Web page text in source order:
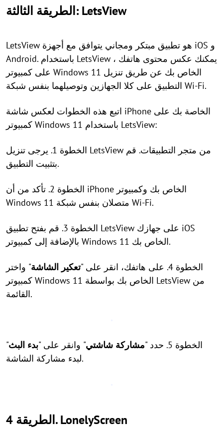
الطريقة الثالثة: LetsView
LetsView هو تطبيق مبتكر ومجاني يتوافق مع أجهزة iOS و
Android. باستخدام LetsView ، يمكنك عكس محتوى هاتفك
على كمبيوتر Windows 11 الخاص بك عن طريق تنزيل
التطبيق على كلا الجهازين وتوصيلهما بنفس شبكة Wi-Fi.
اتبع هذه الخطوات لعكس شاشة iPhone الخاصة بك على
كمبيوتر Windows 11 باستخدام LetsView:
الخطوة 1. يرجى تنزيل LetsView من متجر التطبيقات. قم
بتثبيت التطبيق.
الخطوة 2. تأكد من أن iPhone الخاص بك وكمبيوتر
Windows 11 متصلان بنفس شبكة Wi-Fi.
الخطوة 3. قم بفتح تطبيق LetsView على جهازك iOS
بالإضافة إلى كمبيوتر Windows 11 الخاص بك.
الخطوة 4. على هاتفك، انقر على " تعكير الشاشة" واختر
كمبيوتر Windows 11 الخاص بك بواسطة LetsView من
القائمة.
الخطوة 5. حدد " مشاركة شاشتي" وانقر على "بدء البث"
لبدء مشاركة الشاشة.
الطريقة 4. LonelyScreen